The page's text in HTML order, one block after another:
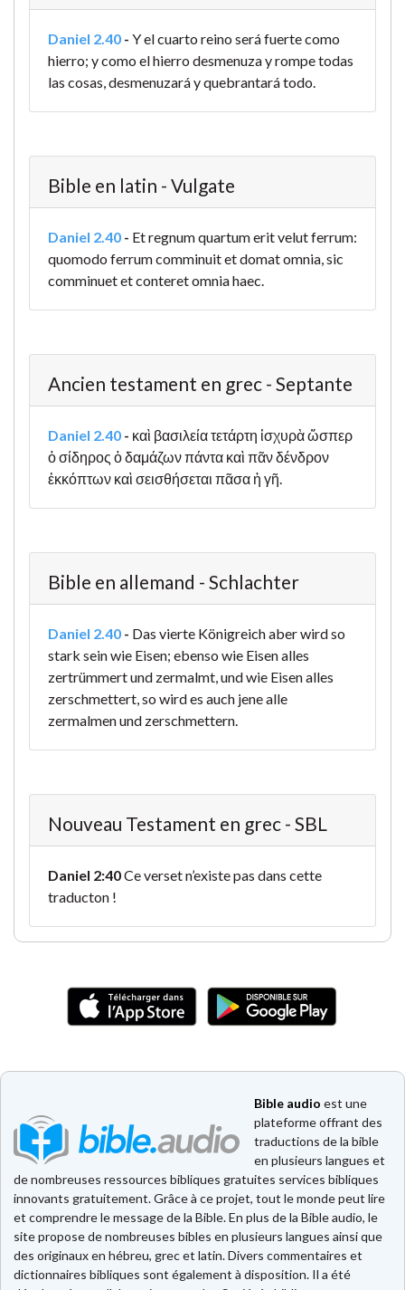
Daniel 2.40 - Y el cuarto reino será fuerte como
hierro; y como el hierro desmenuza y rompe todas
las cosas, desmenuzará y quebrantará todo.
Bible en latin - Vulgate
Daniel 2.40 - Et regnum quartum erit velut ferrum:
quomodo ferrum comminuit et domat omnia, sic
comminuet et conteret omnia haec.
Ancien testament en grec - Septante
Daniel 2.40 - καὶ βασιλεία τετάρτη ἰσχυρὰ ὥσπερ
ὁ σίδηρος ὁ δαμάζων πάντα καὶ πᾶν δένδρον
ἐκκόπτων καὶ σεισθήσεται πᾶσα ἡ γῆ.
Bible en allemand - Schlachter
Daniel 2.40 - Das vierte Königreich aber wird so
stark sein wie Eisen; ebenso wie Eisen alles
zertrümmert und zermalmt, und wie Eisen alles
zerschmettert, so wird es auch jene alle
zermalmen und zerschmettern.
Nouveau Testament en grec - SBL
Daniel 2:40Ce verset n’existe pas dans cette
traducton !
Bible audio est une
plateforme offrant des
traductions de la bible
en plusieurs langues et
de nombreuses ressources bibliques gratuites services bibliques
innovants gratuitement. Grâce à ce projet, tout le monde peut lire
et comprendre le message de la Bible. En plus de la Bible audio, le
site propose de nombreuses bibles en plusieurs langues ainsi que
des originaux en hébreu, grec et latin. Divers commentaires et
dictionnaires bibliques sont également à disposition. Il a été